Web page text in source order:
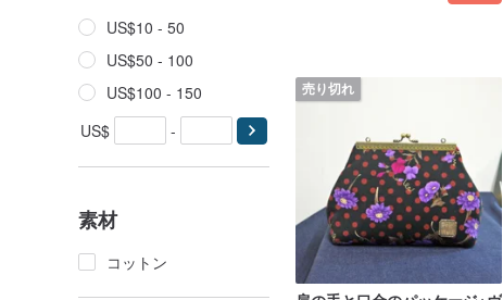
US$10 - 50
US$50 - 100
US$100 - 150
US$
-
素材
コットン
売り切れ